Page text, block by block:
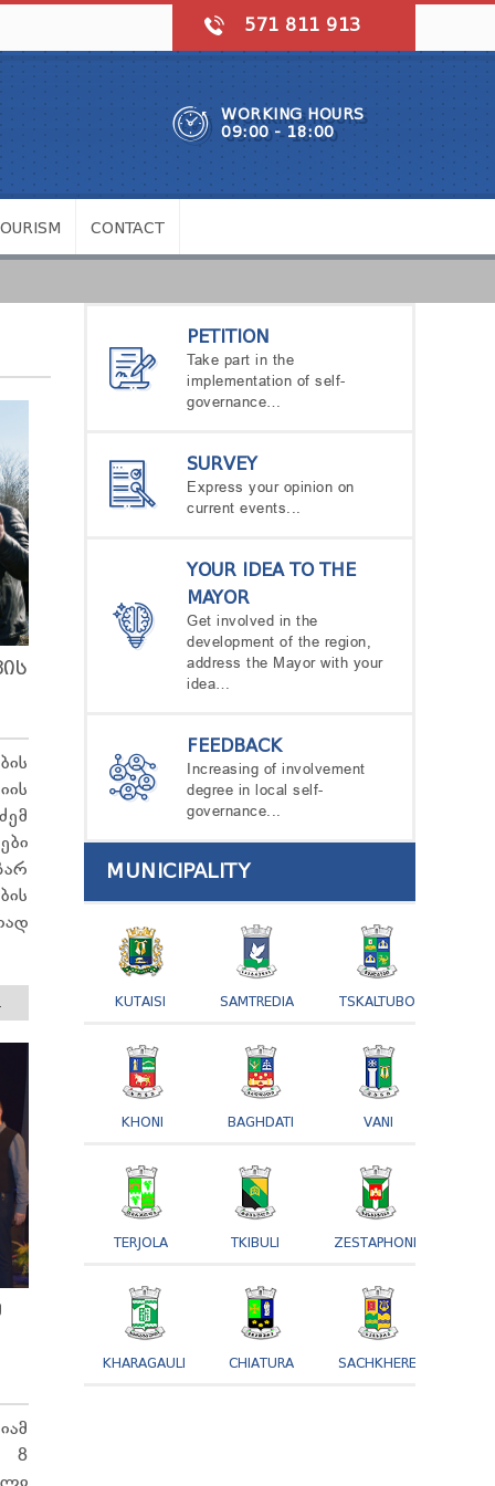
571 811 913
WORKING HOURS
09:00 - 18:00
CONTACT
8
PETITION
Take part in the
implementation of self-
governance…
SURVEY
Express your opinion on
current events...
YOUR IDEA TO THE
MAYOR
Get involved in the
development of the region,
address the Mayor with your
idea…
FEEDBACK
Increasing of involvement
degree in local self-
governance...
MUNICIPALITY
KUTAISI SAMTREDIA TSKALTUBO
KHONI BAGHDATI VANI
TERJOLA TKIBULI ZESTAPHONI
KHARAGAULI CHIATURA SACHKHERE